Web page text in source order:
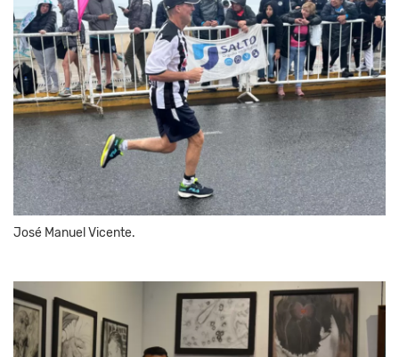
José Manuel Vicente.